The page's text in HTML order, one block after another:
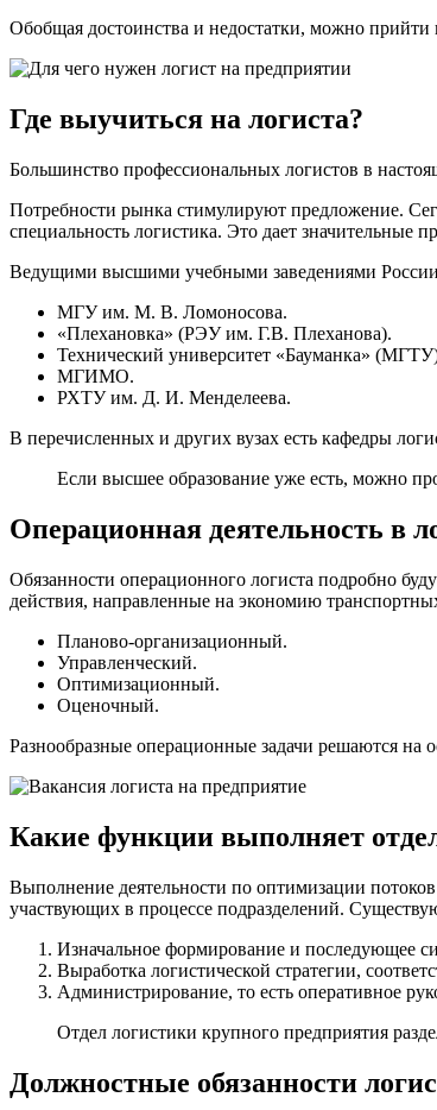
Обобщая достоинства и недостатки, можно прийти
Где выучиться на логиста?
Большинство профессиональных логистов в
Потребности рынка стимулируют предложение.
специальность логистика. Это дает значительные
Ведущими высшими учебными заведениями России
МГУ им. М. В. Ломоносова.
«Плехановка» (РЭУ им. Г.В. Плеханова).
Технический университет «Бауманка»
МГИМО.
РХТУ им. Д. И. Менделеева.
В перечисленных и других вузах есть кафедры
Если высшее образование уже есть, можно
Операционная деятельность в
Обязанности операционного логиста подробно
действия, направленные на экономию
Планово-организационный.
Управленческий.
Оптимизационный.
Оценочный.
Разнообразные операционные задачи решаются на
Какие функции выполняет
Выполнение деятельности по оптимизации
участвующих в процессе подразделений.
Изначальное формирование и последующее
Выработка логистической стратегии,
Администрирование, то есть оперативное
Отдел логистики крупного предприятия
Должностные обязанности